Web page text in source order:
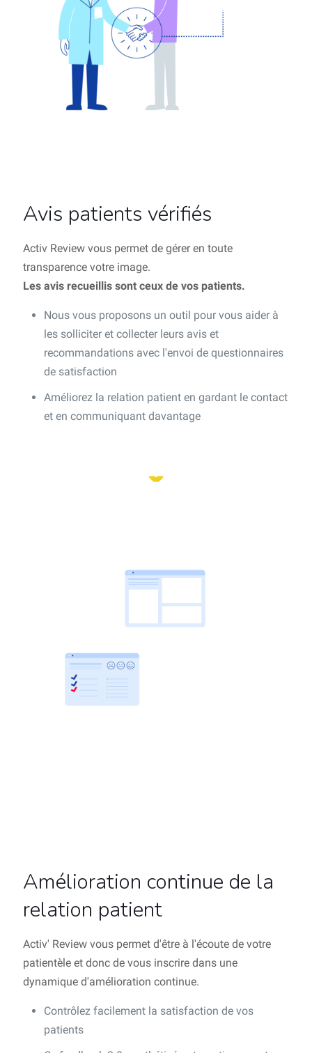
Avis patients vérifiés
Activ Review vous permet de gérer en toute
transparence votre image.
Les avis recueillis sont ceux de vos patients.
Nous vous proposons un outil pour vous aider à
les solliciter et collecter leurs avis et
recommandations avec l'envoi de questionnaires
de satisfaction
Améliorez la relation patient en gardant le contact
et en communiquant davantage
Amélioration continue de la
relation patient
Activ' Review vous permet d'être à l'écoute de votre
patientèle et donc de vous inscrire dans une
dynamique d'amélioration continue.
Contrôlez facilement la satisfaction de vos
patients